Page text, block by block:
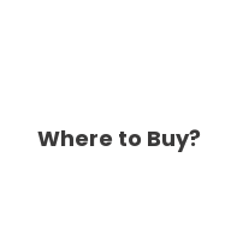
Where to Buy?